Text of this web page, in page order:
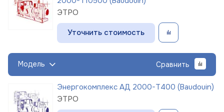
ЭТРО
Уточнить стоимость
Модель Сравнить
Энергокомплекс АД 2000-Т400 (Baudouin)
ЭТРО